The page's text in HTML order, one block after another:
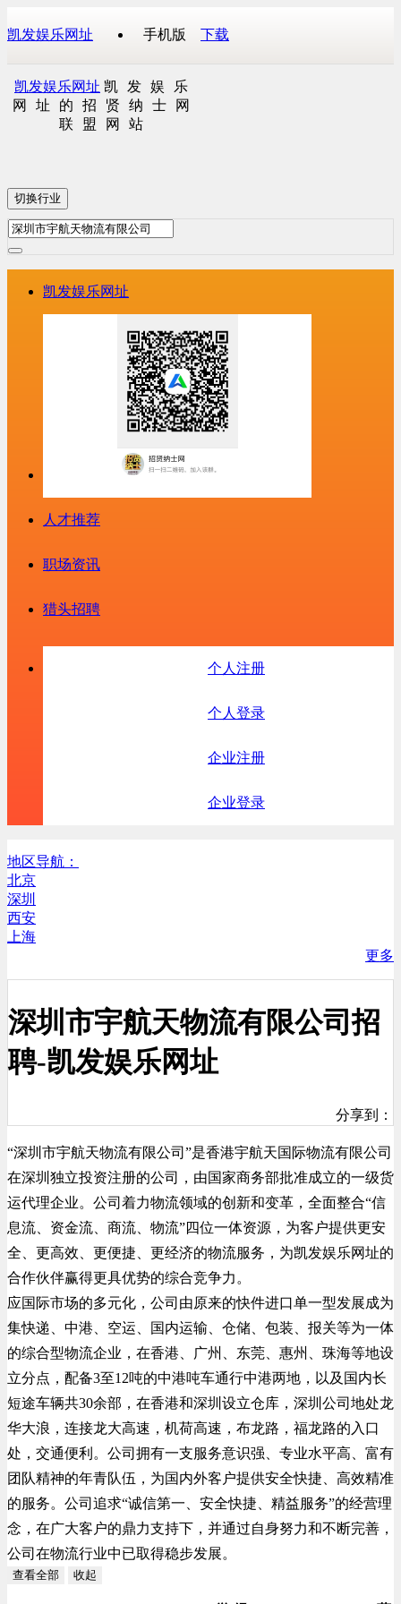
凯发娱乐网址 手机版 下载
凯发娱乐网址 凯发娱乐
网址的招贤纳士网
联盟网站
切换行业
凯发娱乐网址
人才推荐
职场资讯
猎头招聘
个人注册
个人登录
企业注册
企业登录
地区导航：
北京
深圳
西安
上海
更多
深圳市宇航天物流有限公司招
聘-凯发娱乐网址
分享到：
“深圳市宇航天物流有限公司”是香港宇航天国际物流有限公司
在深圳独立投资注册的公司，由国家商务部批准成立的一级货
运代理企业。公司着力物流领域的创新和变革，全面整合“信
息流、资金流、商流、物流”四位一体资源，为客户提供更安
全、更高效、更便捷、更经济的物流服务，为凯发娱乐网址的
合作伙伴赢得更具优势的综合竞争力。
应国际市场的多元化，公司由原来的快件进口单一型发展成为
集快递、中港、空运、国内运输、仓储、包装、报关等为一体
的综合型物流企业，在香港、广州、东莞、惠州、珠海等地设
立分点，配备3至12吨的中港吨车通行中港两地，以及国内长
短途车辆共30余部，在香港和深圳设立仓库，深圳公司地处龙
华大浪，连接龙大高速，机荷高速，布龙路，福龙路的入口
处，交通便利。公司拥有一支服务意识强、专业水平高、富有
团队精神的年青队伍，为国内外客户提供安全快捷、高效精准
的服务。公司追求“诚信第一、安全快捷、精益服务”的经营理
念，在广大客户的鼎力支持下，并通过自身努力和不断完善，
公司在物流行业中已取得稳步发展。
查看全部 收起